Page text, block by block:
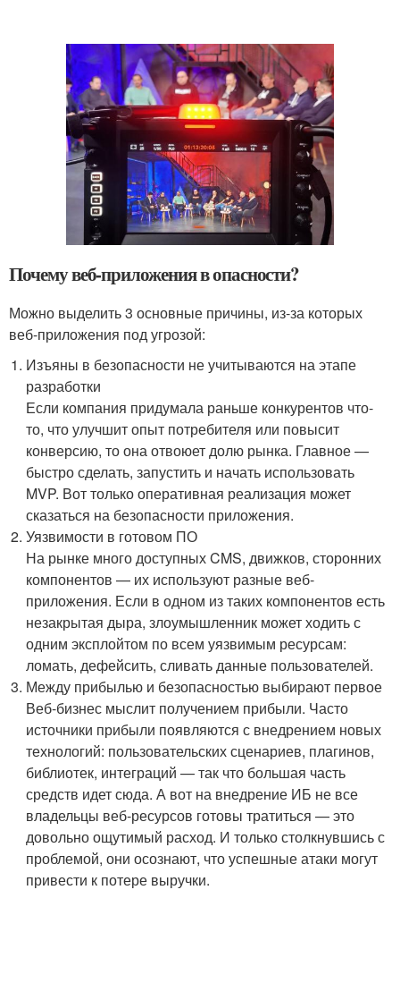
Почему веб-приложения в опасности?
Можно выделить 3 основные причины, из-за которых
веб-приложения под угрозой:
Изъяны в безопасности не учитываются на этапе
разработки
Если компания придумала раньше конкурентов что-
то, что улучшит опыт потребителя или повысит
конверсию, то она отвоюет долю рынка. Главное —
быстро сделать, запустить и начать использовать
MVP. Вот только оперативная реализация может
сказаться на безопасности приложения.
Уязвимости в готовом ПО
На рынке много доступных CMS, движков, сторонних
компонентов — их используют разные веб-
приложения. Если в одном из таких компонентов есть
незакрытая дыра, злоумышленник может ходить с
одним эксплойтом по всем уязвимым ресурсам:
ломать, дефейсить, сливать данные пользователей.
Между прибылью и безопасностью выбирают первое
Веб-бизнес мыслит получением прибыли. Часто
источники прибыли появляются с внедрением новых
технологий: пользовательских сценариев, плагинов,
библиотек, интеграций — так что большая часть
средств идет сюда. А вот на внедрение ИБ не все
владельцы веб-ресурсов готовы тратиться — это
довольно ощутимый расход. И только столкнувшись с
проблемой, они осознают, что успешные атаки могут
привести к потере выручки.